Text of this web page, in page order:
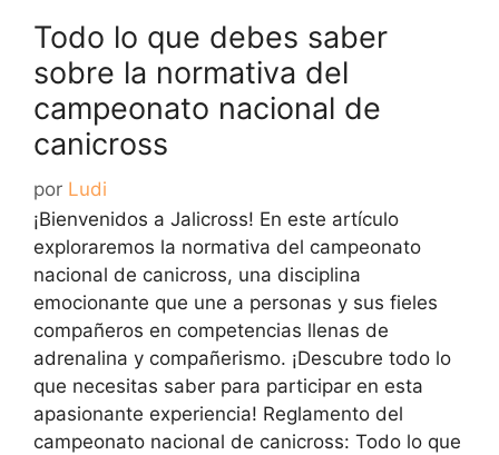
Todo lo que debes saber
sobre la normativa del
campeonato nacional de
canicross
por Ludi
¡Bienvenidos a Jalicross! En este artículo
exploraremos la normativa del campeonato
nacional de canicross, una disciplina
emocionante que une a personas y sus fieles
compañeros en competencias llenas de
adrenalina y compañerismo. ¡Descubre todo lo
que necesitas saber para participar en esta
apasionante experiencia! Reglamento del
campeonato nacional de canicross: Todo lo que